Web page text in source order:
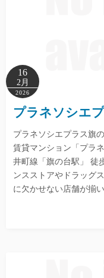
16
2月
2026
プラネソシエ
プラネソシエプラス旗
賃貸マンション「プラ
井町線「旗の台駅」 徒
ンスストアやドラッグ
に欠かせない店舗が揃